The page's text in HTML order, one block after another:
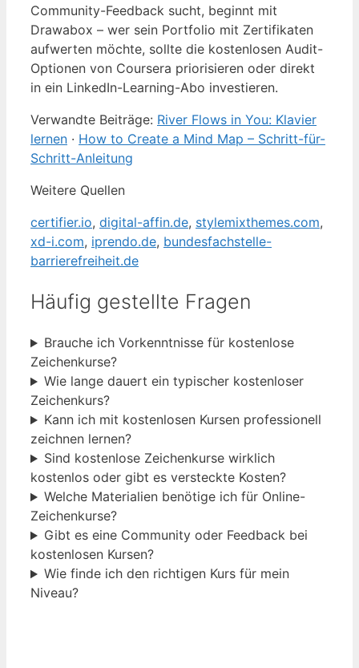
Community-Feedback sucht, beginnt mit
Drawabox – wer sein Portfolio mit Zertifikaten
aufwerten möchte, sollte die kostenlosen Audit-
Optionen von Coursera priorisieren oder direkt
in ein LinkedIn-Learning-Abo investieren.
Verwandte Beiträge: River Flows in You: Klavier
lernen · How to Create a Mind Map – Schritt-für-
Schritt-Anleitung
Weitere Quellen
certifier.io, digital-affin.de, stylemixthemes.com,
xd-i.com, iprendo.de, bundesfachstelle-
barrierefreiheit.de
Häufig gestellte Fragen
Brauche ich Vorkenntnisse für kostenlose
Zeichenkurse?
Wie lange dauert ein typischer kostenloser
Zeichenkurs?
Kann ich mit kostenlosen Kursen professionell
zeichnen lernen?
Sind kostenlose Zeichenkurse wirklich
kostenlos oder gibt es versteckte Kosten?
Welche Materialien benötige ich für Online-
Zeichenkurse?
Gibt es eine Community oder Feedback bei
kostenlosen Kursen?
Wie finde ich den richtigen Kurs für mein
Niveau?